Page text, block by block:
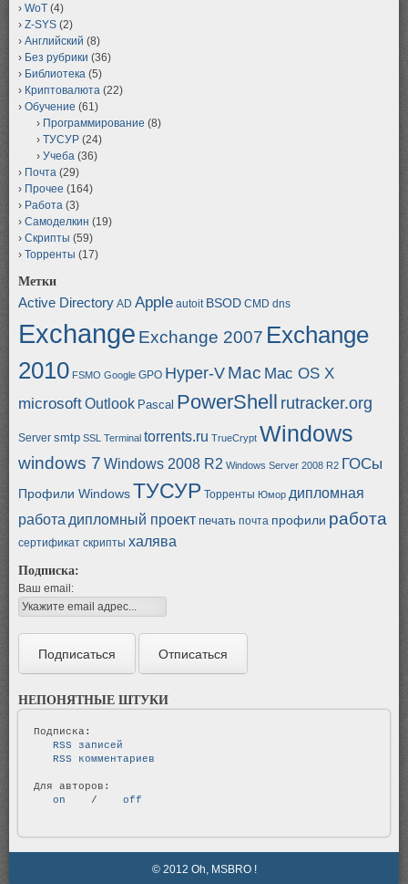
WoT (4)
Z-SYS (2)
Английский (8)
Без рубрики (36)
Библиотека (5)
Криптовалюта (22)
Обучение (61)
Программирование (8)
ТУСУР (24)
Учеба (36)
Почта (29)
Прочее (164)
Работа (3)
Самоделкин (19)
Скрипты (59)
Торренты (17)
Метки
Active Directory AD Apple autoit BSOD CMD dns
Exchange Exchange 2007 Exchange
2010 FSMO Google GPO Hyper-V Mac Mac OS X
microsoftOutlook Pascal PowerShell rutracker.org
Server smtp SSL Terminal torrents.ru TrueCrypt Windows
windows 7 Windows 2008 R2 Windows Server 2008 R2 ГОСы
Профили WindowsТУСУР Торренты Юмор дипломная
работа дипломный проект печать почта профили работа
сертификат скрипты халява
Подписка:
Ваш email:
НЕПОНЯТНЫЕ ШТУКИ
   RSS записей
   RSS комментариев
   on
/
   off
© 2012 Oh, MSBRO !